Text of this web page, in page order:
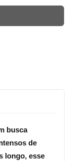
busca
de
longo, esse